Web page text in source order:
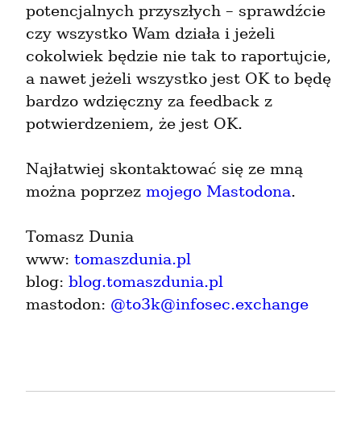
potencjalnych przyszłych – sprawdźcie
czy wszystko Wam działa i jeżeli
cokolwiek będzie nie tak to raportujcie,
a nawet jeżeli wszystko jest OK to będę
bardzo wdzięczny za feedback z
potwierdzeniem, że jest OK.
Najłatwiej skontaktować się ze mną
można poprzez mojego Mastodona.
Tomasz Dunia
www: tomaszdunia.pl
blog: blog.tomaszdunia.pl
mastodon: @to3k@infosec.exchange